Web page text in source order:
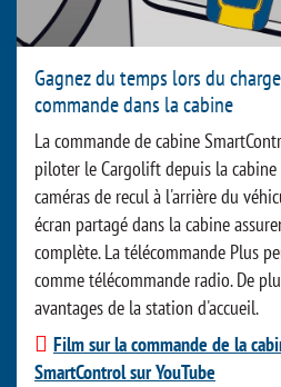
Gagnez du temps lors du
commande dans la cabine
La commande de cabine
piloter le Cargolift depuis la cabine
caméras de recul à l'arrière du
écran partagé dans la cabine
complète. La télécommande Plus
comme télécommande radio. De
avantages de la station d'accueil.
Film sur la commande de la
SmartControl sur YouTube